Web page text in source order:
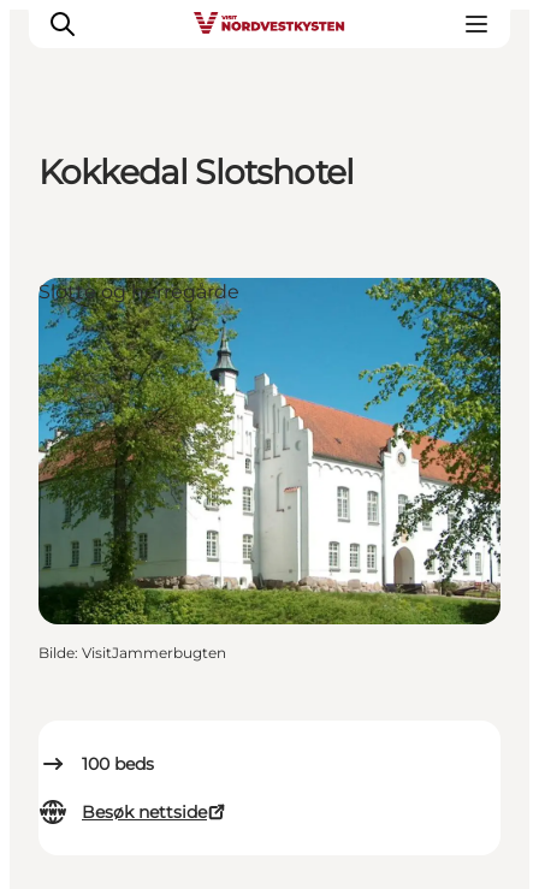
Events
Overnatting
Planlegg ferien
Kokkedal Slotshotel
100 beds
Besøk nettside
Slotte og herregårde
Bilde: VisitJammerbugten